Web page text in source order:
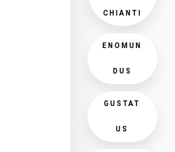
CHIANTI
ENOMUN
DUS
GUSTAT
US